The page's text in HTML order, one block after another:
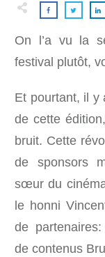
On l’a vu la
festival plutôt,
Et pourtant, il y
de cette
bruit. Cette
de sponsors
sœur du
le honni
de
de contenus